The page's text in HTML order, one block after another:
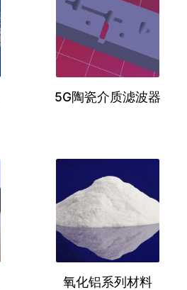
5G陶瓷介质滤波器
氧化铝系列材料